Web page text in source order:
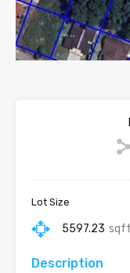
Lot Size
5597.23 sqft
Description